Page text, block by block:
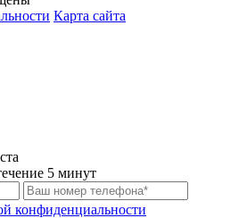
Карта сайта
5 минут
конфиденциальности